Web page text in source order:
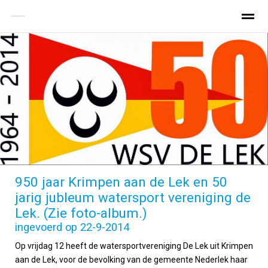
Home Zeldenrust Varen Zeldenrust
Home Zoeken Pagina's
950 jaar Krimpen aan de Lek en 50
jarig jubleum watersport vereniging de
Lek. (Zie foto-album.)
ingevoerd op 22-9-2014
Op vrijdag 12 heeft de watersportvereniging De Lek uit Krimpen
aan de Lek, voor de bevolking van de gemeente Nederlek haar